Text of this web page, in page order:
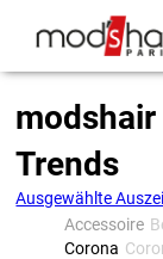
Trends
Ausgewählte
Accessoire
Corona